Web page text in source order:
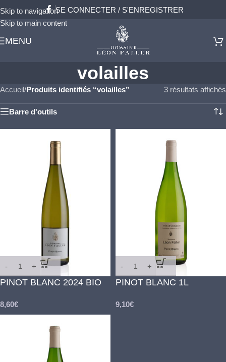
Skip to navigation
Skip to main content
SE CONNECTER / S'ENREGISTRER
MENU
volailles
Accueil/Produits identifiés “volailles” 3 résultats affichés
Barre d'outils
PINOT BLANC 2024 BIO
8,60€
PINOT BLANC 1L
9,10€